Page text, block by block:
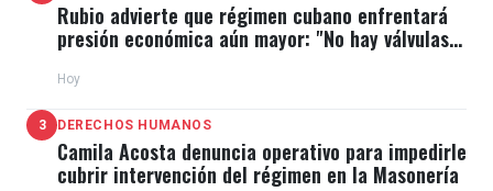
Rubio advierte que régimen cubano enfrentará
presión económica aún mayor: "No hay válvulas
Hoy
3 DERECHOS HUMANOS
Camila Acosta denuncia operativo para impedirle
cubrir intervención del régimen en la Masonería